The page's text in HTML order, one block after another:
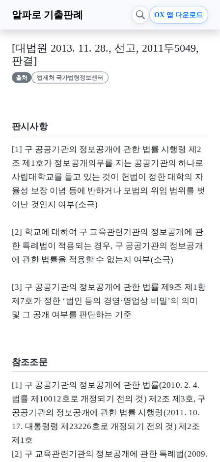
알파로 기출판례 OX 앱 다운로드
[대법원 2013. 11. 28., 선고, 2011두5049,
판결]
출처 법제처 국가법령정보센터
판시사항
[1] 구 공공기관의 정보공개에 관한 법률 시행령 제2
조 제1호가 정보공개의무를 지는 공공기관의 하나로
사립대학교를 들고 있는 것이 헌법이 정한 대학의 자
율성 보장 이념 등에 반하거나 모법의 위임 범위를 벗
어난 것인지 여부(소극)
[2] 학교에 대하여 구 교육관련기관의 정보공개에 관
한 특례법이 적용되는 경우, 구 공공기관의 정보공개
에 관한 법률을 적용할 수 없는지 여부(소극)
[3] 구 공공기관의 정보공개에 관한 법률 제9조 제1항
제7호가 정한 ‘법인 등의 경영·영업상 비밀’의 의미
및 그 공개 여부를 판단하는 기준
참조조문
[1] 구 공공기관의 정보공개에 관한 법률(2010. 2. 4.
법률 제10012호로 개정되기 전의 것) 제2조 제3호, 구
공공기관의 정보공개에 관한 법률 시행령(2011. 10.
17. 대통령령 제23226호로 개정되기 전의 것) 제2조
제1호
[2] 구 교육관련기관의 정보공개에 관한 특례법(2009.